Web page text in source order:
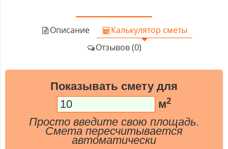
Описание
Калькулятор сметы
Отзывов (0)
Показывать смету для
м2
Просто введите свою площадь.
Смета пересчитывается
автоматически